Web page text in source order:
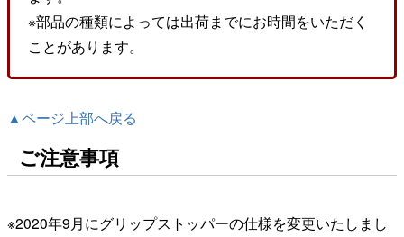
※部品の種類によっては出荷までにお時間をいただく
ことがあります。
▲ページ上部へ戻る
ご注意事項
※2020年9月にグリップストッパーの仕様を変更いたしまし